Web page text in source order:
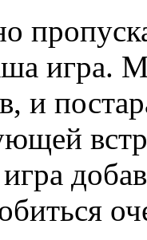
игра.
и